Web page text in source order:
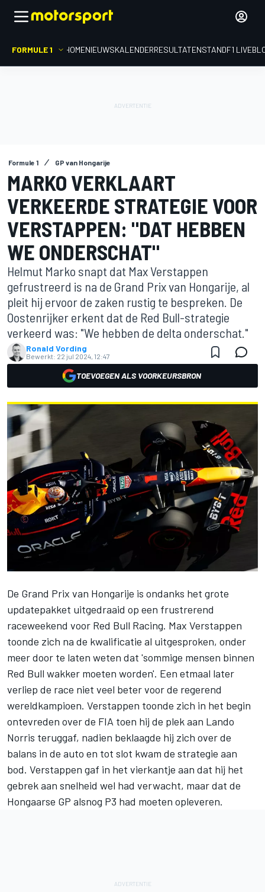
FORMULE 1 HOMENIEUWSKALENDERRESULTATENSTANDF1
Formule 1 GP van Hongarije
MARKO VERKLAART
VERKEERDE STRATEGIE VOOR
VERSTAPPEN: "DAT HEBBEN
WE ONDERSCHAT"
Helmut Marko snapt dat Max Verstappen
gefrustreerd is na de Grand Prix van Hongarije, al
pleit hij ervoor de zaken rustig te bespreken. De
Oostenrijker erkent dat de Red Bull-strategie
verkeerd was: "We hebben de delta onderschat."
Ronald Vording
Bewerkt: 22 jul 2024, 12:47
TOEVOEGEN ALS VOORKEURSBRON
De Grand Prix van Hongarije is ondanks het grote
updatepakket uitgedraaid op een frustrerend
raceweekend voor Red Bull Racing. Max Verstappen
toonde zich na de kwalificatie al uitgesproken, onder
meer door te laten weten dat 'sommige mensen binnen
Red Bull wakker moeten worden'. Een etmaal later
verliep de race niet veel beter voor de regerend
wereldkampioen. Verstappen toonde zich in het begin
ontevreden over de FIA toen hij de plek aan Lando
Norris teruggaf, nadien beklaagde hij zich over de
balans in de auto en tot slot kwam de strategie aan
bod. Verstappen gaf in het vierkantje aan dat hij het
gebrek aan snelheid wel had verwacht, maar dat de
Hongaarse GP alsnog P3 had moeten opleveren.